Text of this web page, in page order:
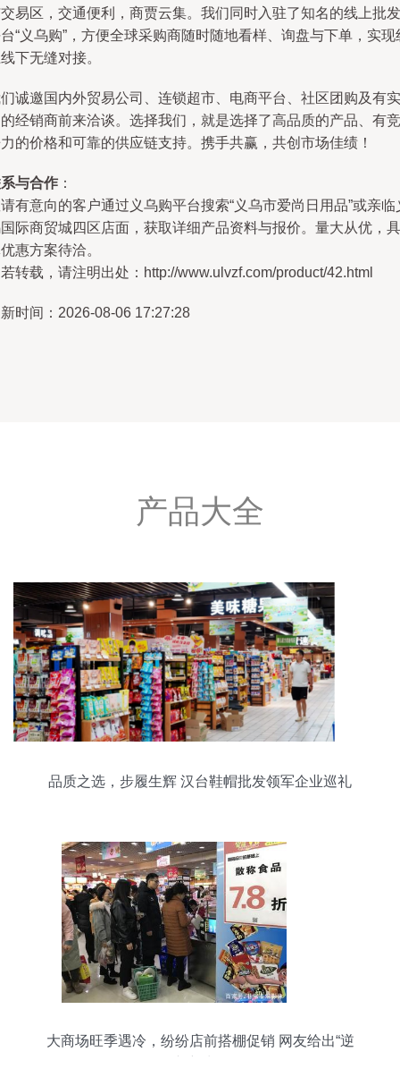
易区，交通便利，商贾云集。我们同时入驻了知名的线上批发
“义乌购”，方便全球采购商随时随地看样、询盘与下单，实现
下无缝对接。
诚邀国内外贸易公司、连锁超市、电商平台、社区团购及有实
经销商前来洽谈。选择我们，就是选择了高品质的产品、有竞
的价格和可靠的供应链支持。携手共赢，共创市场佳绩！
与合作 ：
有意向的客户通过义乌购平台搜索“义乌市爱尚日用品”或亲临
际商贸城四区店面，获取详细产品资料与报价。量大从优，具
惠方案待洽。
转载，请注明出处：http://www.ulvzf.com/product/42.html
时间：2026-08-06 17:27:28
产品大全
品质之选，步履生辉 汉台鞋帽批发领军企业巡礼
大商场旺季遇冷，纷纷店前搭棚促销 网友给出“逆